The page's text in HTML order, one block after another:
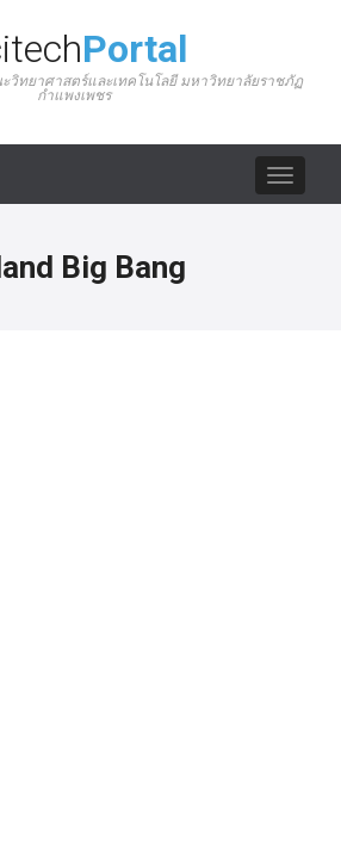
Portal
วิทยาศาสตร์และเทคโนโลยี มหาวิทยาลัยราชภัฏ
กำแพงเพชร
Toggle
Big Bang